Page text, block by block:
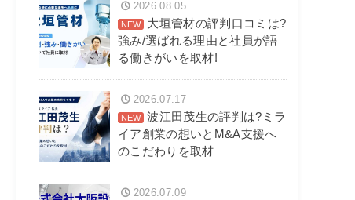
大垣管材の評判口コミは?
強み/選ばれる理由と社員が語
る働きがいを取材!
2026.08.05
波江田茂生の評判は?ミラ
イア創業の想いとM&A支援へ
のこだわりを取材
2026.07.17
2026.07.09